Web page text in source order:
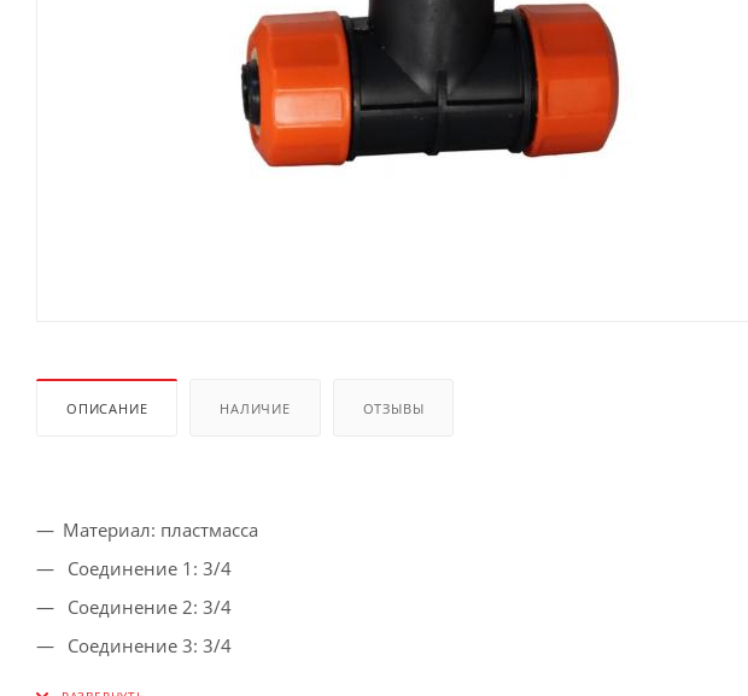
ОПИСАНИЕ НАЛИЧИЕ ОТЗЫВЫ
Материал: пластмасса
Соединение 1: 3/4
Соединение 2: 3/4
Соединение 3: 3/4